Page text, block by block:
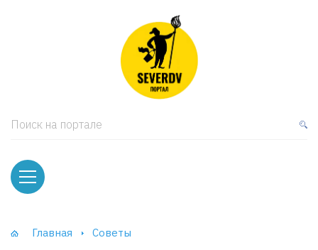
Поиск на портале
Главная Советы
и тумбы